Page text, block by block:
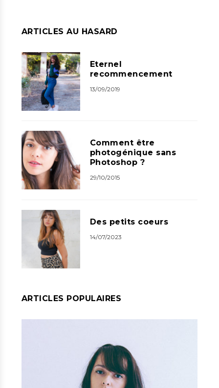
ARTICLES AU HASARD
Eternel
recommencement
13/09/2019
Comment être
photogénique sans
Photoshop ?
29/10/2015
Des petits coeurs
14/07/2023
ARTICLES POPULAIRES